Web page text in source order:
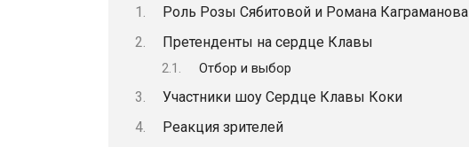
Роль Розы Сябитовой и Романа Каграманова
Претенденты на сердце Клавы
Отбор и выбор
Участники шоу Сердце Клавы Коки
Реакция зрителей